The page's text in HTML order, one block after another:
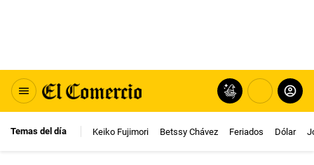
Temas del día Keiko Fujimori Betssy Chávez Feriados Dólar